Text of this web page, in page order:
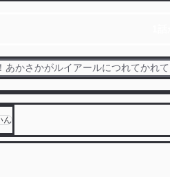
かさかがルイアールにつれてかれて
ん